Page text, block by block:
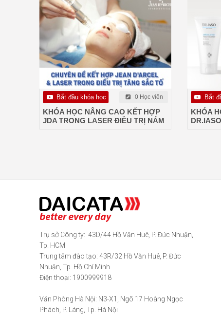
Bắt đầu khóa học 0 Học viên
KHÓA HỌC NÂNG CAO KẾT HỢP
JDA TRONG LASER ĐIỀU TRỊ NÁM
Bắt
KHÓA
DR.IASO
Trụ sở Công ty: 43D/44 Hồ Văn Huê, P. Đức Nhuận,
Tp. HCM
Trung tâm đào tạo: 43R/32 Hồ Văn Huê, P. Đức
Nhuận, Tp. Hồ Chí Minh
Điện thoại: 1900999918
Văn Phòng Hà Nội: N3-X1, Ngõ 17 Hoàng Ngọc
Phách, P. Láng, Tp. Hà Nội